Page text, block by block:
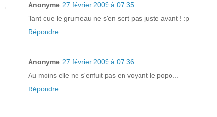
Anonyme 27 février 2009 à 07:35
Tant que le grumeau ne s'en sert pas juste avant ! :p
Répondre
Anonyme 27 février 2009 à 07:36
Au moins elle ne s'enfuit pas en voyant le popo...
Répondre